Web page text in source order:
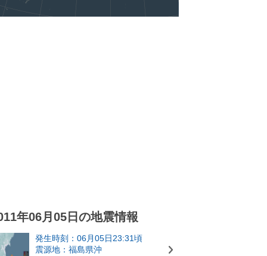
年06月05日の地震情報
発生時刻：06月05日23:31頃
震源地：福島県沖